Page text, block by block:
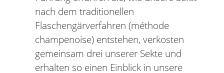
nach dem traditionellen
Flaschengärverfahren (méthode
champenoise) entstehen, verkosten
gemeinsam drei unserer Sekte und
erhalten so einen Einblick in unsere